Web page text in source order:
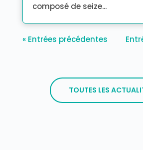
composé de seize...
« Entrées précédentes
TOUTES LES